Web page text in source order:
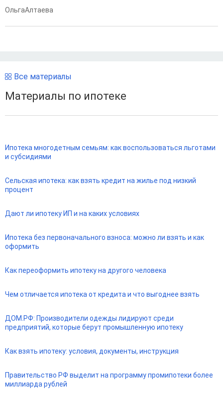
ОльгаАлтаева
Все материалы
Материалы по ипотеке
Ипотека многодетным семьям: как воспользоваться льготами
и субсидиями
Сельская ипотека: как взять кредит на жилье под низкий
процент
Дают ли ипотеку ИП и на каких условиях
Ипотека без первоначального взноса: можно ли взять и как
оформить
Как переоформить ипотеку на другого человека
Чем отличается ипотека от кредита и что выгоднее взять
ДОМ.РФ: Производители одежды лидируют среди
предприятий, которые берут промышленную ипотеку
Как взять ипотеку: условия, документы, инструкция
Правительство РФ выделит на программу промипотеки более
миллиарда рублей